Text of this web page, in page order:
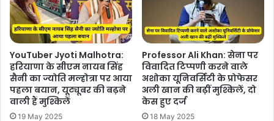
YouTuber Jyoti Malhotra:
हरियाणा के सीएम नायब सिंह
सैनी का ज्योति मल्होत्रा ​​पर आया
पहला बयान, यूट्यूबर की बढ़ने
वाली हैं मुश्किलें
19 May 2025
Professor Ali Khan: सेना पर
विवादित टिप्पणी करने वाले
अशोका यूनिवर्सिटी के प्रोफेसर
अली खान की बढ़ीं मुश्किलें, दो
केस हुए दर्ज
18 May 2025